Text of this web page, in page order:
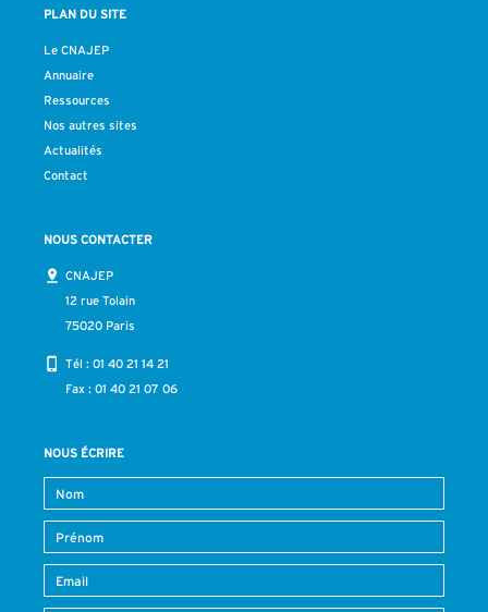
PLAN DU SITE
Le CNAJEP
Annuaire
Ressources
Nos autres sites
Actualités
Contact
NOUS CONTACTER
CNAJEP
12 rue Tolain
75020 Paris
Tél : 01 40 21 14 21
Fax : 01 40 21 07 06
NOUS ÉCRIRE